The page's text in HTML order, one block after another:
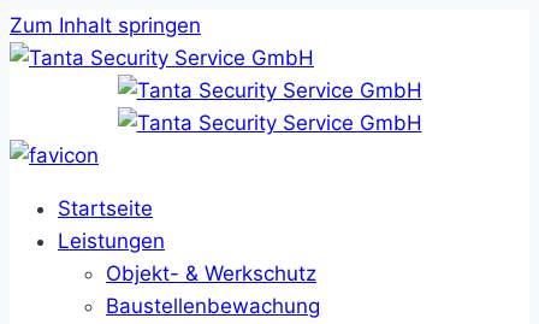
Zum Inhalt springen
Startseite
Leistungen
Objekt- & Werkschutz
Baustellenbewachung